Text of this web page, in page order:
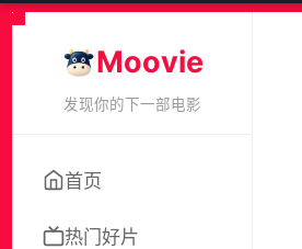
Moovie
发现你的下一部电影
首页
热门好片